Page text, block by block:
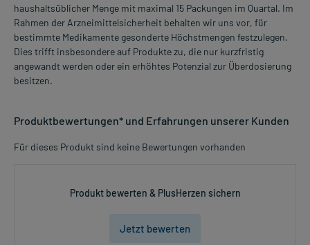
haushaltsüblicher Menge mit maximal 15 Packungen im Quartal. Im
Rahmen der Arzneimittelsicherheit behalten wir uns vor, für
bestimmte Medikamente gesonderte Höchstmengen festzulegen.
Dies trifft insbesondere auf Produkte zu, die nur kurzfristig
angewandt werden oder ein erhöhtes Potenzial zur Überdosierung
besitzen.
Produktbewertungen* und Erfahrungen unserer Kunden
Für dieses Produkt sind keine Bewertungen vorhanden
Produkt bewerten & PlusHerzen sichern
Jetzt bewerten